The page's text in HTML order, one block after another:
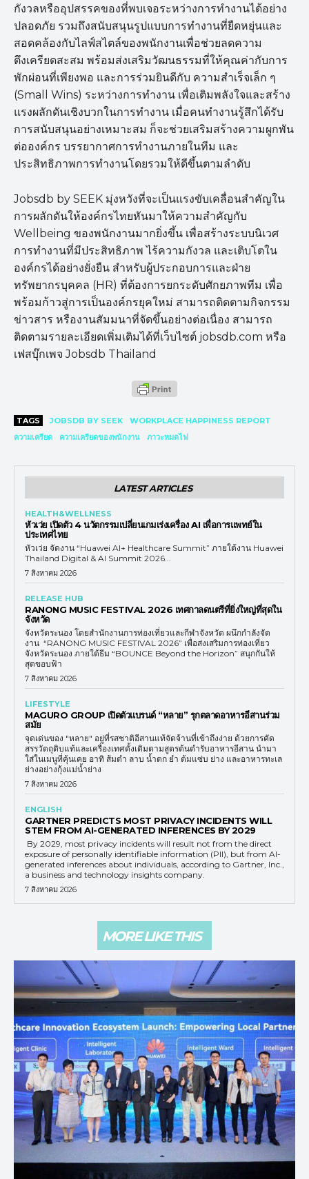
กังวลหรืออุปสรรคของที่พบเจอระหว่างการทำงานได้อย่าง
ปลอดภัย รวมถึงสนับสนุนรูปแบบการทำงานที่ยืดหยุ่นและ
สอดคล้องกับไลฟ์สไตล์ของพนักงานเพื่อช่วยลดความ
ตึงเครียดสะสม พร้อมส่งเสริมวัฒนธรรมที่ให้คุณค่ากับการ
พักผ่อนที่เพียงพอ และการร่วมยินดีกับ ความสำเร็จเล็ก ๆ
(Small Wins) ระหว่างการทำงาน เพื่อเติมพลังใจและสร้าง
แรงผลักดันเชิงบวกในการทำงาน เมื่อคนทำงานรู้สึกได้รับ
การสนับสนุนอย่างเหมาะสม ก็จะช่วยเสริมสร้างความผูกพัน
ต่อองค์กร บรรยากาศการทำงานภายในทีม และ
ประสิทธิภาพการทำงานโดยรวมให้ดีขึ้นตามลำดับ
Jobsdb by SEEK มุ่งหวังที่จะเป็นแรงขับเคลื่อนสำคัญใน
การผลักดันให้องค์กรไทยหันมาให้ความสำคัญกับ
Wellbeing ของพนักงานมากยิ่งขึ้น เพื่อสร้างระบบนิเวศ
การทำงานที่มีประสิทธิภาพ ไร้ความกังวล และเติบโตใน
องค์กรได้อย่างยั่งยืน สำหรับผู้ประกอบการและฝ่าย
ทรัพยากรบุคคล (HR) ที่ต้องการยกระดับศักยภาพทีม เพื่อ
พร้อมก้าวสู่การเป็นองค์กรยุคใหม่ สามารถติดตามกิจกรรม
ข่าวสาร หรืองานสัมมนาที่จัดขึ้นอย่างต่อเนื่อง สามารถ
ติดตามรายละเอียดเพิ่มเติมได้ที่เว็บไซต์ jobsdb.com หรือ
เฟสบุ๊กเพจ Jobsdb Thailand
TAGS JOBSDB BY SEEK
WORKPLACE HAPPINESS REPORT
ความเครียด
ความเครียดของพนักงาน ภาวะหมดไฟ
LATEST ARTICLES
HEALTH&WELLNESS
หัวเว่ย เปิดตัว 4 นวัตกรรมเปลี่ยนเกมเร่งเครื่อง AI เพื่อการแพทย์ใน
ประเทศไทย
หัวเว่ย จัดงาน “Huawei AI+ Healthcare Summit” ภายใต้งาน Huawei
Thailand Digital & AI Summit 2026...
7 สิงหาคม 2026
RELEASE HUB
RANONG MUSIC FESTIVAL 2026 เทศกาลดนตรีที่ยิ่งใหญ่ที่สุดใน
จังหวัด
จังหวัดระนอง โดยสำนักงานการท่องเที่ยวและกีฬาจังหวัด ผนึกกำลังจัด
งาน “RANONG MUSIC FESTIVAL 2026” เพื่อส่งเสริมการท่องเที่ยว
จังหวัดระนอง ภายใต้ธีม “BOUNCE Beyond the Horizon” สนุกกันให้
สุดขอบฟ้า
7 สิงหาคม 2026
LIFESTYLE
MAGURO GROUP เปิดตัวแบรนด์ “หลาย” รุกตลาดอาหารอีสานร่วม
สมัย
จุดเด่นของ "หลาย" อยู่ที่รสชาติอีสานแท้จัดจ้านที่เข้าถึงง่าย ด้วยการคัด
สรรวัตถุดิบแท้และเครื่องเทศดั้งเดิมตามสูตรต้นตำรับอาหารอีสาน นำมา
ใส่ในเมนูที่คุ้นเคย อาทิ ส้มตำ ลาบ น้ำตก ยำ ต้มแซ่บ ย่าง และอาหารทะเล
ย่างอย่างกุ้งแม่น้ำย่าง
7 สิงหาคม 2026
ENGLISH
GARTNER PREDICTS MOST PRIVACY INCIDENTS WILL
STEM FROM AI-GENERATED INFERENCES BY 2029
By 2029, most privacy incidents will result not from the direct
exposure of personally identifiable information (PII), but from AI-
generated inferences about individuals, according to Gartner, Inc.,
a business and technology insights company.
7 สิงหาคม 2026
MORE LIKE THIS